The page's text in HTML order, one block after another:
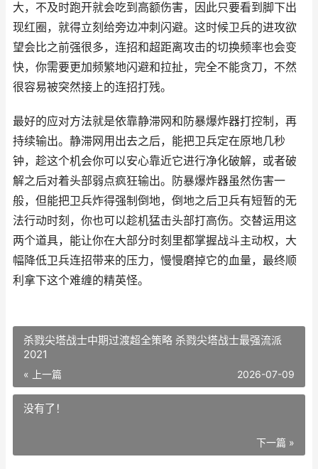
大，不及时跑开就会吃到高额伤害，因此只要看到脚下出
现红圈，就得立刻给旁边冲刺闪避。这时候卫兵的进攻欲
望会比之前强很多，连招和超距离攻击的切换频率也会变
快，你需要更加频繁地闪避和拉扯，完全不能贪刀，不然
很容易被突然接上的连招打残。
最好的应对方法就是依靠静滞网和防暴爆炸器打控制，再
持续输出。静滞网用出去之后，能把卫兵定在原地几秒
钟，趁这个机会你可以安心靠近它进行净化破解，或者破
解之后对着头部弱点疯狂输出。防暴爆炸器虽然伤害一
般，但能把卫兵炸得强制倒地，倒地之后卫兵有短暂的无
法行动时刻，你也可以趁机猛击头部打高伤。交替运用这
两个道具，能让你在大部分时刻里都掌握战斗主动权，大
幅降低卫兵连招带来的压力，慢慢磨掉它的血量，最终顺
利拿下这个难缠的精英怪。
杀戮尖塔战士中期过渡超全策略 杀戮尖塔战士最强流派
2021
« 上一篇 2026-07-09
没有了！
下一篇 »